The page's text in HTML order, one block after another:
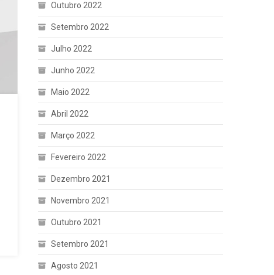
Outubro 2022
Setembro 2022
Julho 2022
Junho 2022
Maio 2022
Abril 2022
Março 2022
Fevereiro 2022
Dezembro 2021
Novembro 2021
Outubro 2021
Setembro 2021
Agosto 2021